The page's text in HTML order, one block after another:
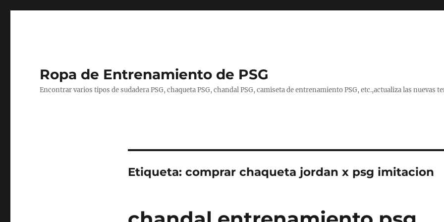
Ropa de Entrenamiento de PSG
Encontrar varios tipos de sudadera PSG, chaqueta PSG, chandal PSG, camiseta de entrenamiento PSG, etc.,actualiza las nuevas
Etiqueta: comprar chaqueta jordan x psg imitacion